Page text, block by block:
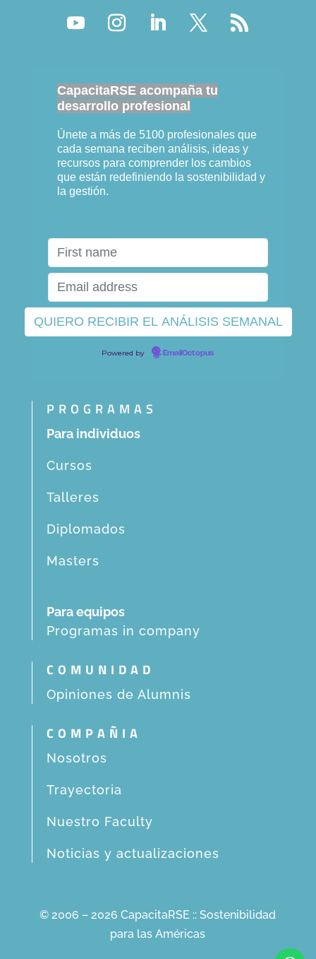
CapacitaRSE acompaña tu
desarrollo profesional
Únete a más de 5100 profesionales que
cada semana reciben análisis, ideas y
recursos para comprender los cambios
que están redefiniendo la sostenibilidad y
la gestión.
Powered by EmailOctopus
PROGRAMAS
Para individuos
Cursos
Talleres
Diplomados
Masters
Para equipos
Programas in company
COMUNIDAD
Opiniones de Alumnis
COMPAÑIA
Nosotros
Trayectoria
Nuestro Faculty
Noticias y actualizaciones
© 2006 – 2026 CapacitaRSE :: Sostenibilidad
para las Américas